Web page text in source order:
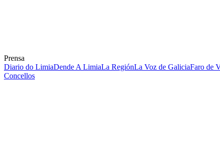
Prensa
Diario do LimiaDende A LimiaLa RegiónLa Voz de GaliciaFaro de
Concellos